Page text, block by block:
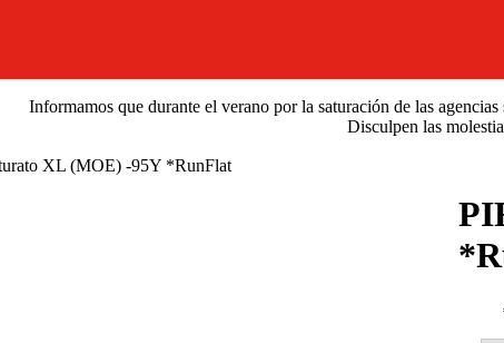
Informamos que durante el verano por la saturación de las
Disculpen las
XL (MOE) -95Y *RunFlat